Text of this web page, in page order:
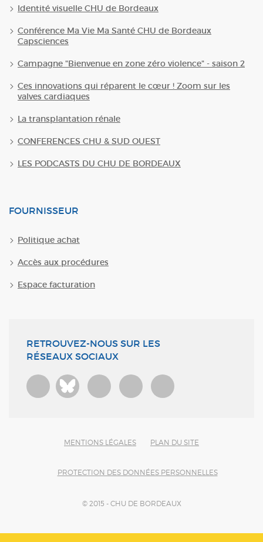
Identité visuelle CHU de Bordeaux
Conférence Ma Vie Ma Santé CHU de Bordeaux
Capsciences
Campagne "Bienvenue en zone zéro violence" - saison 2
Ces innovations qui réparent le cœur ! Zoom sur les
valves cardiaques
La transplantation rénale
CONFERENCES CHU & SUD OUEST
LES PODCASTS DU CHU DE BORDEAUX
FOURNISSEUR
Politique achat
Accès aux procédures
Espace facturation
RETROUVEZ-NOUS SUR LES
RÉSEAUX SOCIAUX
Bluesky
MENTIONS LÉGALES PLAN DU SITE
PROTECTION DES DONNÉES PERSONNELLES
© 2015 - CHU DE BORDEAUX